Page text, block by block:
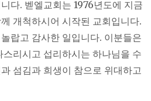
다. 벧엘교회는 1976년도에 지금
개척하시어 시작된 교회입니다.
랍고 감사한 일입니다. 이분들은
리시고 섭리하시는 하나님을 수
섬김과 희생이 참으로 위대하고